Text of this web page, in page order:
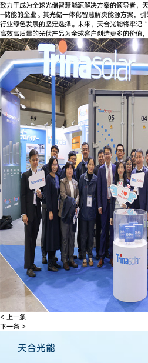
致力于成为全球光储智慧能源解决方案的领导者，
+储能的企业。其光储一体化智慧解决能源方案，
行业绿色发展的坚定选择。未来，天合光能将牢
高效高质量的光伏产品为全球客户创造更多的价值
< 上一条
下一条 >
天合光能